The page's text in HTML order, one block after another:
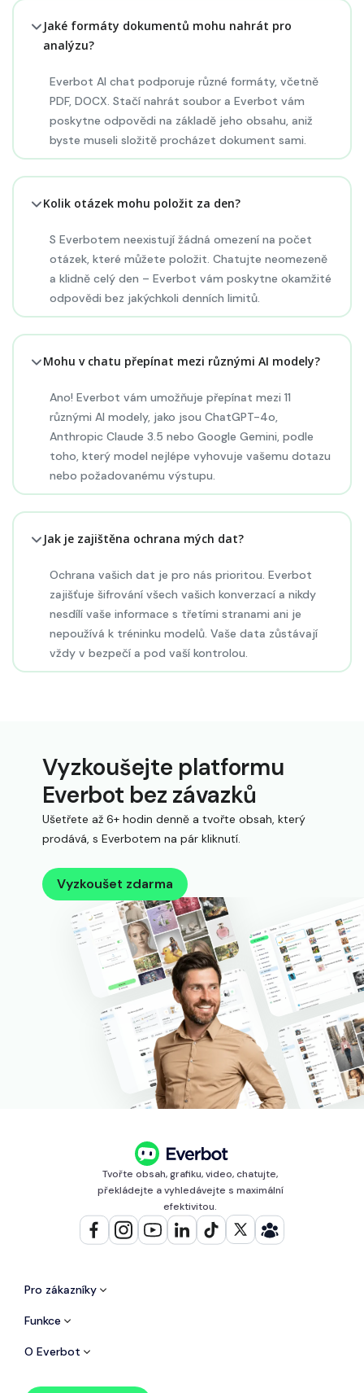
Jaké formáty dokumentů mohu nahrát pro
analýzu?
Everbot AI chat podporuje různé formáty, včetně
PDF, DOCX. Stačí nahrát soubor a Everbot vám
poskytne odpovědi na základě jeho obsahu, aniž
byste museli složitě procházet dokument sami.
Kolik otázek mohu položit za den?
S Everbotem neexistují žádná omezení na počet
otázek, které můžete položit. Chatujte neomezeně
a klidně celý den – Everbot vám poskytne okamžité
odpovědi bez jakýchkoli denních limitů.
Mohu v chatu přepínat mezi různými AI modely?
Ano! Everbot vám umožňuje přepínat mezi 11
různými AI modely, jako jsou ChatGPT-4o,
Anthropic Claude 3.5 nebo Google Gemini, podle
toho, který model nejlépe vyhovuje vašemu dotazu
nebo požadovanému výstupu.
Jak je zajištěna ochrana mých dat?
Ochrana vašich dat je pro nás prioritou. Everbot
zajišťuje šifrování všech vašich konverzací a nikdy
nesdílí vaše informace s třetími stranami ani je
nepoužívá k tréninku modelů. Vaše data zůstávají
vždy v bezpečí a pod vaší kontrolou.
Vyzkoušejte platformu
Everbot bez závazků
Ušetřete až 6+ hodin denně a tvořte obsah, který
prodává, s Everbotem na pár kliknutí.
Vyzkoušet zdarma
Tvořte obsah, grafiku, video, chatujte,
překládejte a vyhledávejte s maximální
efektivitou.
Pro zákazníky
Funkce
O Everbot